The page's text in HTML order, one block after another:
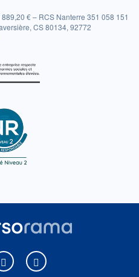
€ – RCS Nanterre 351 058 151
CS 80134, 92772
sur Facebook
Boursorama sur XBoursorama sur